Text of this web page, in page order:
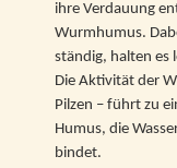
ihre Verdauung
Wurmhumus.
ständig, halten es
Die Aktivität der
Pilzen – führt zu
Humus, die
bindet.